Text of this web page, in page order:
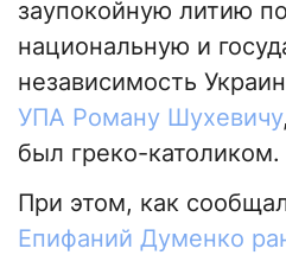
заупокойную литию
национальную и
независимость
УПА Роману Шухевичу
был греко-католиком.
При этом, как
Епифаний Думенко